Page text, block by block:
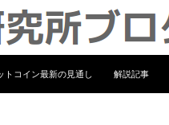
トコイン最新の見通し
解説記事